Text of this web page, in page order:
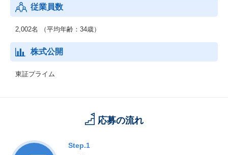
従業員数
2,002名 （平均年齢：34歳）
株式公開
東証プライム
応募の流れ
Step.1